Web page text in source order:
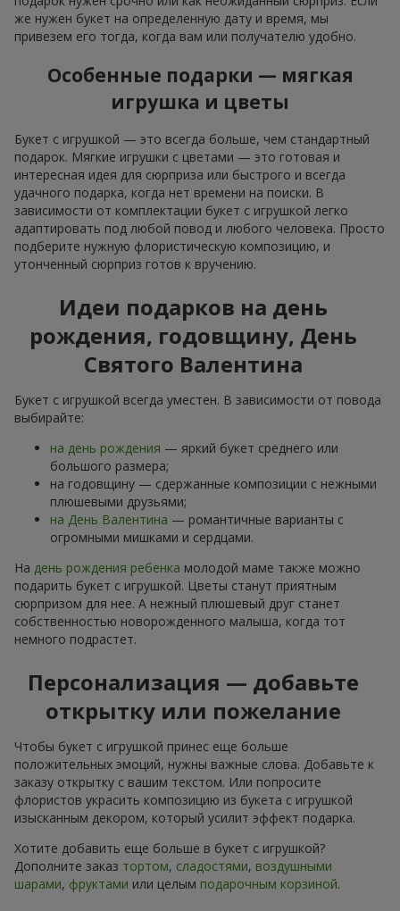
же нужен букет на определенную дату и время, мы
привезем его тогда, когда вам или получателю удобно.
Особенные подарки — мягкая
игрушка и цветы
Букет с игрушкой — это всегда больше, чем стандартный
подарок. Мягкие игрушки с цветами — это готовая и
интересная идея для сюрприза или быстрого и всегда
удачного подарка, когда нет времени на поиски. В
зависимости от комплектации букет с игрушкой легко
адаптировать под любой повод и любого человека. Просто
подберите нужную флористическую композицию, и
утонченный сюрприз готов к вручению.
Идеи подарков на день
рождения, годовщину, День
Святого Валентина
Букет с игрушкой всегда уместен. В зависимости от повода
выбирайте:
на день рождения — яркий букет среднего или
большого размера;
на годовщину — сдержанные композиции с нежными
плюшевыми друзьями;
на День Валентина — романтичные варианты с
огромными мишками и сердцами.
На день рождения ребенка молодой маме также можно
подарить букет с игрушкой. Цветы станут приятным
сюрпризом для нее. А нежный плюшевый друг станет
собственностью новорожденного малыша, когда тот
немного подрастет.
Персонализация — добавьте
открытку или пожелание
Чтобы букет с игрушкой принес еще больше
положительных эмоций, нужны важные слова. Добавьте к
заказу открытку с вашим текстом. Или попросите
флористов украсить композицию из букета с игрушкой
изысканным декором, который усилит эффект подарка.
Хотите добавить еще больше в букет с игрушкой?
Дополните заказ тортом, сладостями, воздушными
шарами, фруктами или целым подарочным корзиной.